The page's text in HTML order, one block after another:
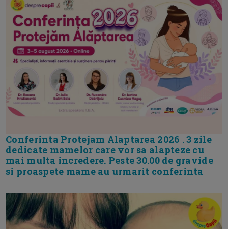
Conferinta Protejam Alaptarea 2026 . 3 zile
dedicate mamelor care vor sa alapteze cu
mai multa incredere. Peste 30.00 de gravide
si proaspete mame au urmarit conferinta